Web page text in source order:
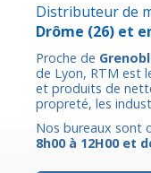
Distributeur de
Drôme (26) et
Proche de
de Lyon, RTM est
et produits de
propreté, les
Nos bureaux sont
8h00 à 12H00 et